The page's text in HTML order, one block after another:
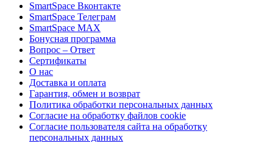
SmartSpace Вконтакте
SmartSpace Телеграм
SmartSpace MAX
Бонусная программа
Вопрос – Ответ
Сертификаты
О нас
Доставка и оплата
Гарантия, обмен и возврат
Политика обработки персональных данных
Согласие на обработку файлов cookie
Согласие пользователя сайта на обработку
персональных данных